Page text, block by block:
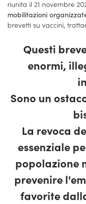
riunita il 21 novembre
mobilitazioni
brevetti su vaccini,
Questi
enormi,
Sono un
La revoca
essenziale
popolazione
prevenire
favorite